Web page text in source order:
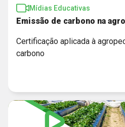
Mídias Educativas
Emissão de carbono na
Certificação aplicada à
carbono